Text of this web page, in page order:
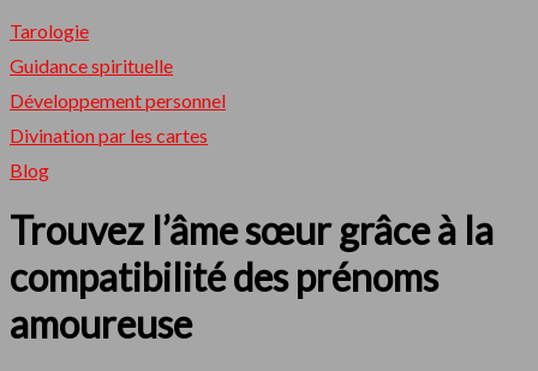
Tarologie
Guidance spirituelle
Développement personnel
Divination par les cartes
Blog
Trouvez l’âme sœur grâce à la
compatibilité des prénoms
amoureuse